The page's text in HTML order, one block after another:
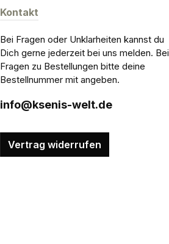
Kontakt
Bei Fragen oder Unklarheiten kannst du
Dich gerne jederzeit bei uns melden. Bei
Fragen zu Bestellungen bitte deine
Bestellnummer mit angeben.
info@ksenis-welt.de
Vertrag widerrufen